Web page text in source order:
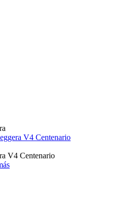
V4 Centenario
V4 Centenario